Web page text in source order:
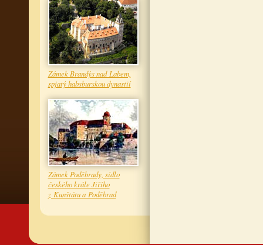
Zámek Brandýs nad Labem,
spjatý habsburskou dynastií
Zámek Poděbrady, sídlo
českého krále Jiřího
z Kunštátu a Poděbrad